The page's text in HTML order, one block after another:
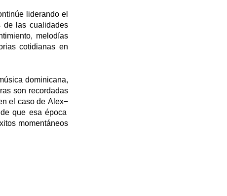
liderando el
de las cualidades
melodías
cotidianas en
dominicana,
son recordadas
el caso de Alex−
que esa época
momentáneos